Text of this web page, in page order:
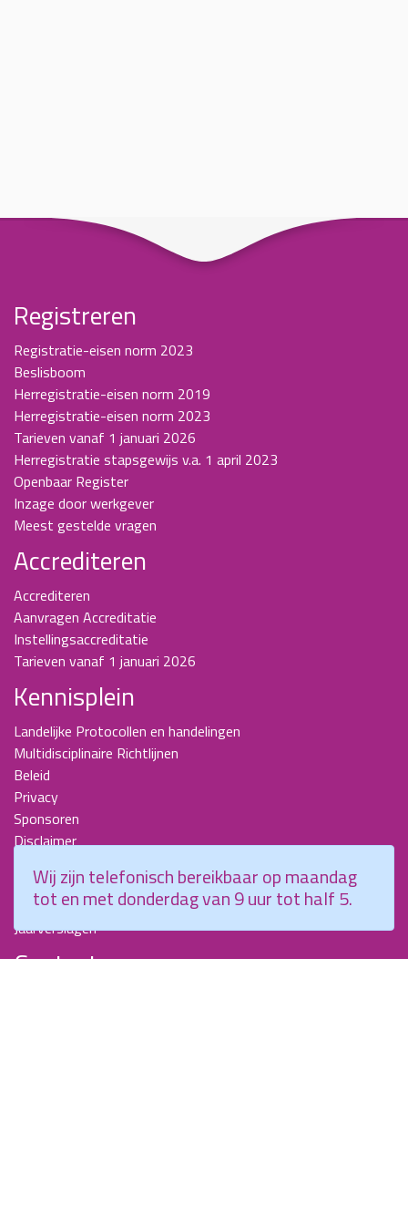
Registreren
Registratie-eisen norm 2023
Beslisboom
Herregistratie-eisen norm 2019
Herregistratie-eisen norm 2023
Tarieven vanaf 1 januari 2026
Herregistratie stapsgewijs v.a. 1 april 2023
Openbaar Register
Inzage door werkgever
Meest gestelde vragen
Accrediteren
Accrediteren
Aanvragen Accreditatie
Instellingsaccreditatie
Tarieven vanaf 1 januari 2026
Kennisplein
Landelijke Protocollen en handelingen
Multidisciplinaire Richtlijnen
Beleid
Privacy
Sponsoren
Disclaimer
Nieuwsbrieven
KCKZ-specials
Jaarverslagen
Contact
Wij zijn telefonisch bereikbaar op maandag
tot en met donderdag van 9 uur tot half 5.